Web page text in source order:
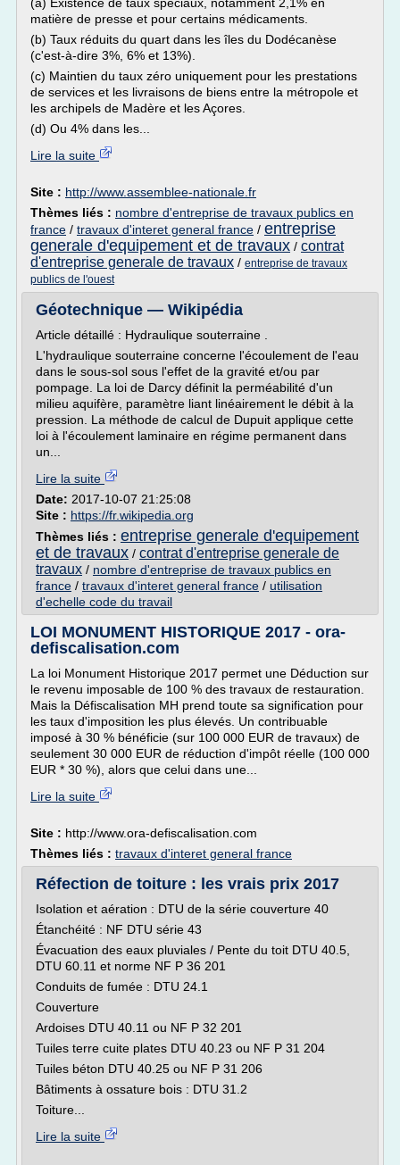
matière de presse et pour certains médicaments.
(b) Taux réduits du quart dans les îles du Dodécanèse
(c'est-à-dire 3%, 6% et 13%).
(c) Maintien du taux zéro uniquement pour les prestations
de services et les livraisons de biens entre la métropole et
les archipels de Madère et les Açores.
(d) Ou 4% dans les...
Lire la suite
Site : http://www.assemblee-nationale.fr
Thèmes liés : nombre d'entreprise de travaux publics en
france / travaux d'interet general france / entreprise
generale d'equipement et de travaux / contrat
d'entreprise generale de travaux / entreprise de travaux
publics de l'ouest
Géotechnique — Wikipédia
Article détaillé : Hydraulique souterraine .
L'hydraulique souterraine concerne l'écoulement de l'eau
dans le sous-sol sous l'effet de la gravité et/ou par
pompage. La loi de Darcy définit la perméabilité d'un
milieu aquifère, paramètre liant linéairement le débit à la
pression. La méthode de calcul de Dupuit applique cette
loi à l'écoulement laminaire en régime permanent dans
un...
Lire la suite
Date: 2017-10-07 21:25:08
Site : https://fr.wikipedia.org
Thèmes liés : entreprise generale d'equipement
et de travaux / contrat d'entreprise generale de
travaux / nombre d'entreprise de travaux publics en
france / travaux d'interet general france / utilisation
d'echelle code du travail
LOI MONUMENT HISTORIQUE 2017 - ora-
defiscalisation.com
La loi Monument Historique 2017 permet une Déduction sur
le revenu imposable de 100 % des travaux de restauration.
Mais la Défiscalisation MH prend toute sa signification pour
les taux d'imposition les plus élevés. Un contribuable
imposé à 30 % bénéficie (sur 100 000 EUR de travaux) de
seulement 30 000 EUR de réduction d'impôt réelle (100 000
EUR * 30 %), alors que celui dans une...
Lire la suite
Site : http://www.ora-defiscalisation.com
Thèmes liés : travaux d'interet general france
Réfection de toiture : les vrais prix 2017
Isolation et aération : DTU de la série couverture 40
Étanchéité : NF DTU série 43
Évacuation des eaux pluviales / Pente du toit DTU 40.5,
DTU 60.11 et norme NF P 36 201
Conduits de fumée : DTU 24.1
Couverture
Ardoises DTU 40.11 ou NF P 32 201
Tuiles terre cuite plates DTU 40.23 ou NF P 31 204
Tuiles béton DTU 40.25 ou NF P 31 206
Bâtiments à ossature bois : DTU 31.2
Toiture...
Lire la suite